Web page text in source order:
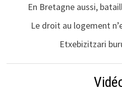
En Bretagne aussi,
Le droit au logement
Etxebizitzari